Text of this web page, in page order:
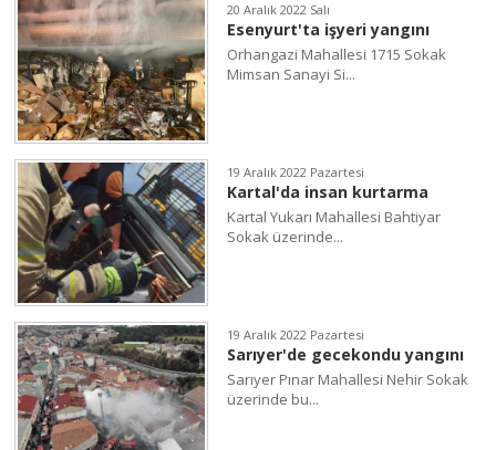
20 Aralık 2022 Salı
Esenyurt'ta işyeri yangını
Orhangazi Mahallesi 1715 Sokak
Mimsan Sanayi Si...
19 Aralık 2022 Pazartesi
Kartal'da insan kurtarma
Kartal Yukarı Mahallesi Bahtiyar
Sokak üzerinde...
19 Aralık 2022 Pazartesi
Sarıyer'de gecekondu yangını
Sarıyer Pınar Mahallesi Nehir Sokak
üzerinde bu...